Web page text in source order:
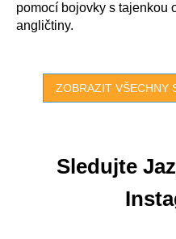
pomocí bojovky s tajenkou
angličtiny.
ZOBRAZIT VŠECHNY
Sledujte